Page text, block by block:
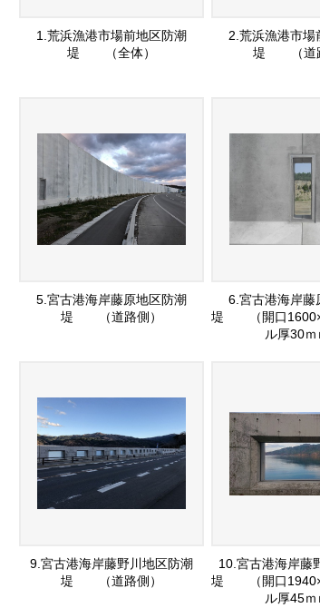
1.荒浜漁港市場前地区防潮
堤 （全体）
2.荒浜漁港市場
堤 （道路
5.宮古港海岸藤原地区防潮
堤 （道路側）
6.宮古港海岸藤
堤 （開口
ル厚30ｍ
9.宮古港海岸藤野川地区防潮
堤 （道路側）
10.宮古港海岸藤
堤 （開口
ル厚45ｍ